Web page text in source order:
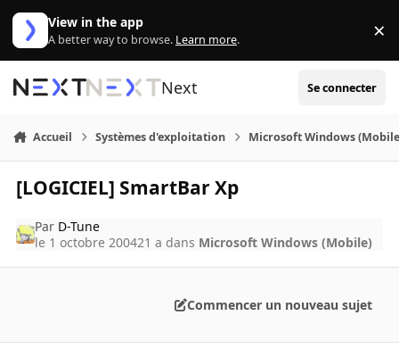
Aller au contenu
View in the app
A better way to browse. Learn more. ×
Next Se connecter
Accueil Systèmes d'exploitation Microsoft Windows
[LOGICIEL] SmartBar Xp
Par D-Tune
le 1 octobre 200421 a dans Microsoft Windows (Mobile)
Commencer un nouveau sujet